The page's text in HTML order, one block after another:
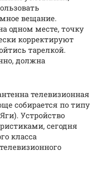
вещание.
одном месте, точку
корректируют
тарелкой.
должна
телевизионная
собирается по типу
Устройство
сегодня
класса